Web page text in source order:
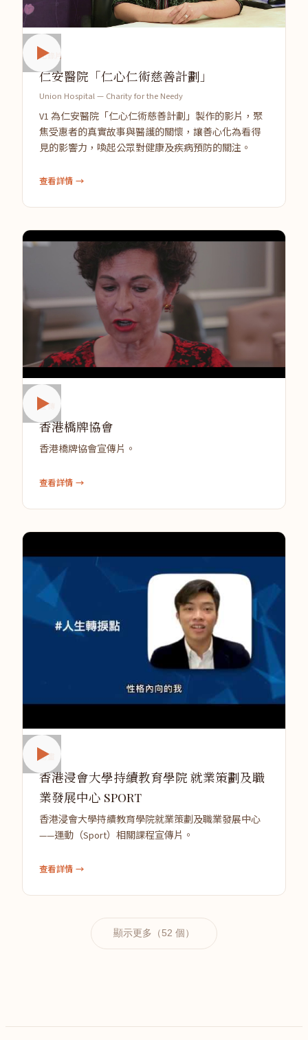
紀錄片
仁安醫院「仁心仁術慈善計劃」
Union Hospital — Charity for the Needy
V1 為仁安醫院「仁心仁術慈善計劃」製作的影片，聚
焦受惠者的真實故事與醫護的關懷，讓善心化為看得
見的影響力，喚起公眾對健康及疾病預防的關注。
查看詳情 →
宣傳
香港橋牌協會
香港橋牌協會宣傳片。
查看詳情 →
動畫
香港浸會大學持續教育學院 就業策劃及職
業發展中心 SPORT
香港浸會大學持續教育學院就業策劃及職業發展中心
——運動（Sport）相關課程宣傳片。
查看詳情 →
顯示更多（52 個）